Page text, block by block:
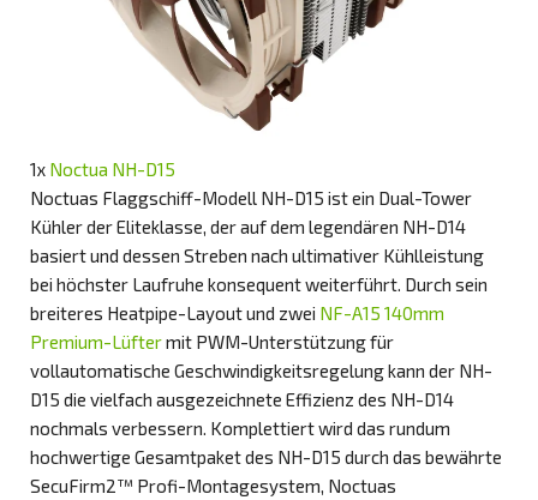
1x Noctua NH-D15
Noctuas Flaggschiff-Modell NH-D15 ist ein Dual-Tower
Kühler der Eliteklasse, der auf dem legendären NH-D14
basiert und dessen Streben nach ultimativer Kühlleistung
bei höchster Laufruhe konsequent weiterführt. Durch sein
breiteres Heatpipe-Layout und zwei NF-A15 140mm
Premium-Lüftermit PWM-Unterstützung für
vollautomatische Geschwindigkeitsregelung kann der NH-
D15 die vielfach ausgezeichnete Effizienz des NH-D14
nochmals verbessern. Komplettiert wird das rundum
hochwertige Gesamtpaket des NH-D15 durch das bewährte
SecuFirm2™ Profi-Montagesystem, Noctuas